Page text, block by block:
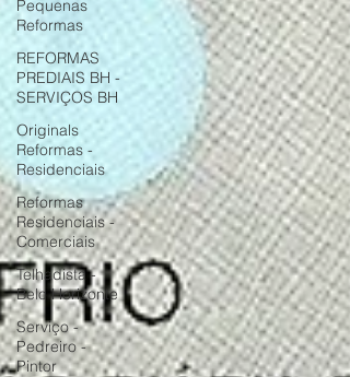
Pequenas
Reformas
REFORMAS
PREDIAIS BH -
SERVIÇOS BH
Originals
Reformas -
Residenciais
Reformas
Residenciais -
Comerciais
Telhadista -
Belo Horizonte
Serviço -
Pedreiro -
Pintor